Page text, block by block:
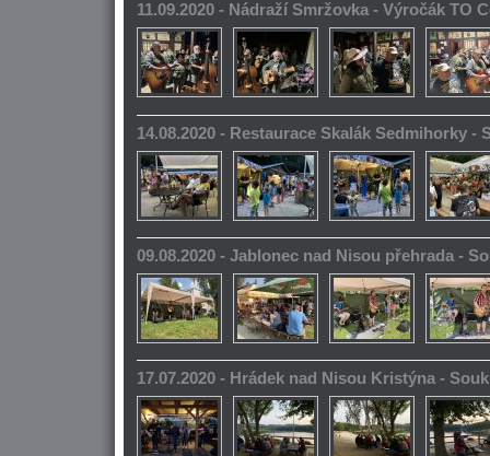
11.09.2020 - Nádraží Smržovka - Výročák TO
14.08.2020 - Restaurace Skalák Sedmihorky -
09.08.2020 - Jablonec nad Nisou přehrada -
17.07.2020 - Hrádek nad Nisou Kristýna -